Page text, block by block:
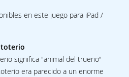
en este juego para iPad /
significa "animal del trueno"
era parecido a un enorme